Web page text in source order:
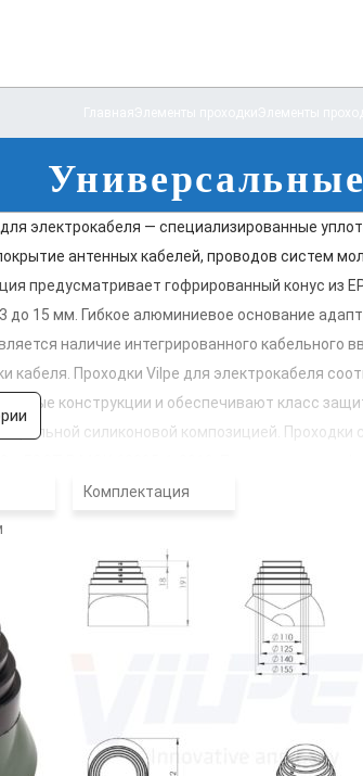
электрокабеля — специализированные
антенных кабелей, проводов систем
предусматривает гофрированный конус
15 мм. Гибкое алюминиевое основание
наличие интегрированного
кабеля. Проходки Vilpe для электрокабеля
конструкции и обеспечивают класс
силиконовой композицией.
Комплектация